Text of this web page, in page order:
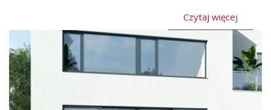
Czytaj więcej